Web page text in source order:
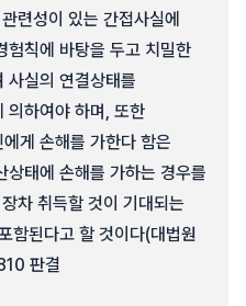
련성이 있는 간접사실에
험칙에 바탕을 두고 치밀한
사실의 연결상태를
의하여야 하며, 또한
게 손해를 가한다 함은
상태에 손해를 가하는 경우를
차 취득할 것이 기대되는
함된다고 할 것이다(대법원
판결